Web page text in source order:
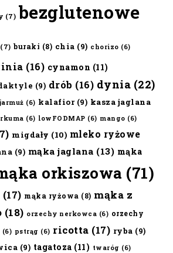
(7) bezglutenowe
(7) buraki (8) chia (9) chorizo (6)
(16) cynamon (11)
(9) drób (16) dynia (22)
jarmuż (6) kalafior(9) kasza jaglana
(6) lowFODMAP (6) mango (6)
migdały (10) mleko ryżowe
(9) mąka jaglana (13) mąka
orkiszowa (71)
(17) mąka ryżowa (8) mąka z
(18) orzechy nerkowca (6) orzechy
(6) pstrąg (6) ricotta (17) ryba (9)
(9) tagatoza (11) twaróg (6)